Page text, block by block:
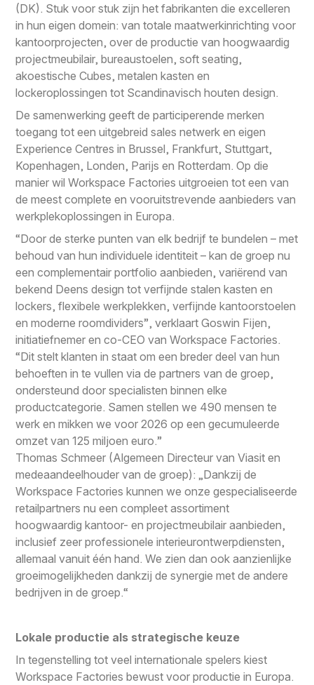
(DK). Stuk voor stuk zijn het fabrikanten die excelleren
in hun eigen domein: van totale maatwerkinrichting voor
kantoorprojecten, over de productie van hoogwaardig
projectmeubilair, bureaustoelen, soft seating,
akoestische Cubes, metalen kasten en
lockeroplossingen tot Scandinavisch houten design.
De samenwerking geeft de participerende merken
toegang tot een uitgebreid sales netwerk en eigen
Experience Centres in Brussel, Frankfurt, Stuttgart,
Kopenhagen, Londen, Parijs en Rotterdam. Op die
manier wil Workspace Factories uitgroeien tot een van
de meest complete en vooruitstrevende aanbieders van
werkplekoplossingen in Europa.
“Door de sterke punten van elk bedrijf te bundelen – met
behoud van hun individuele identiteit – kan de groep nu
een complementair portfolio aanbieden, variërend van
bekend Deens design tot verfijnde stalen kasten en
lockers, flexibele werkplekken, verfijnde kantoorstoelen
en moderne roomdividers”, verklaart Goswin Fijen,
initiatiefnemer en co-CEO van Workspace Factories.
“Dit stelt klanten in staat om een breder deel van hun
behoeften in te vullen via de partners van de groep,
ondersteund door specialisten binnen elke
productcategorie. Samen stellen we 490 mensen te
werk en mikken we voor 2026 op een gecumuleerde
omzet van 125 miljoen euro.”
Thomas Schmeer (Algemeen Directeur van Viasit en
medeaandeelhouder van de groep): „Dankzij de
Workspace Factories kunnen we onze gespecialiseerde
retailpartners nu een compleet assortiment
hoogwaardig kantoor- en projectmeubilair aanbieden,
inclusief zeer professionele interieurontwerpdiensten,
allemaal vanuit één hand. We zien dan ook aanzienlijke
groeimogelijkheden dankzij de synergie met de andere
bedrijven in de groep.“
Lokale productie als strategische keuze
In tegenstelling tot veel internationale spelers kiest
Workspace Factories bewust voor productie in Europa.